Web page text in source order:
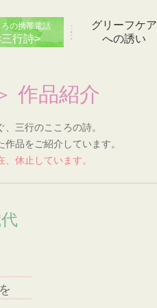
の携帯電話
行詩>
グリーフケア
への誘い
作品紹介
三行のこころの詩。
作品をご紹介しています。
、休止しています。